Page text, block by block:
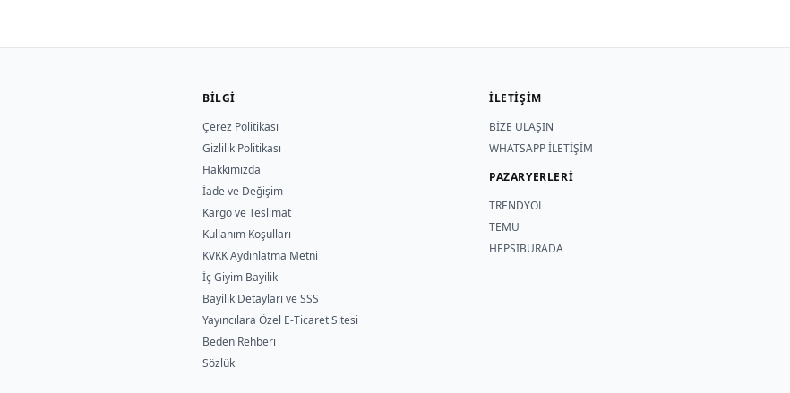
BILGI
Çerez Politikası
Gizlilik Politikası
Hakkımızda
İade ve Değişim
Kargo ve Teslimat
Kullanım Koşulları
KVKK Aydınlatma Metni
İç Giyim Bayilik
Bayilik Detayları ve SSS
Yayıncılara Özel E-Ticaret Sitesi
Beden Rehberi
Sözlük
İLETİŞİM
BİZE ULAŞIN
WHATSAPP İLETİŞİM
PAZARYERLERİ
TRENDYOL
TEMU
HEPSİBURADA